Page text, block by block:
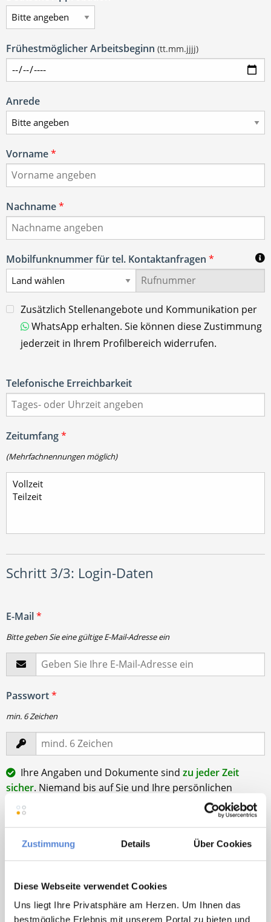
Zustimmung Details Über Cookies
Diese Webseite verwendet Cookies
Uns liegt Ihre Privatsphäre am Herzen. Um Ihnen das
bestmögliche Erlebnis mit unserem Portal zu bieten und
Frühestmöglicher Arbeitsbeginn (tt.mm.jjjj)
Anrede
Vorname*
Nachname*
Mobilfunknummer für tel. Kontaktanfragen *
Zusätzlich Stellenangebote und Kommunikation per
WhatsApp erhalten. Sie können diese Zustimmung
jederzeit in Ihrem Profilbereich widerrufen.
Telefonische Erreichbarkeit
Zeitumfang*
(Mehrfachnennungen möglich)
Schritt 3/3: Login-Daten
E-Mail*
Bitte geben Sie eine gültige E-Mail-Adresse ein
Passwort*
min. 6 Zeichen
Ihre Angaben und Dokumente sind zu jeder Zeit
sicher. Niemand bis auf Sie und Ihre persönlichen
Betreuer haben Zugriff auf Ihre Daten.
Erst nach Ihrer Freigabe
zu einem konkreten
gewünschten Praxen weiter.
AGBdes Deutscher Hausarzt Service Kundenkontos
sowie den Datenschutzbestimmungen der Deutscher
Hausarzt Service, Talentzeit GmbH, 33611 Bielefeld. zu.